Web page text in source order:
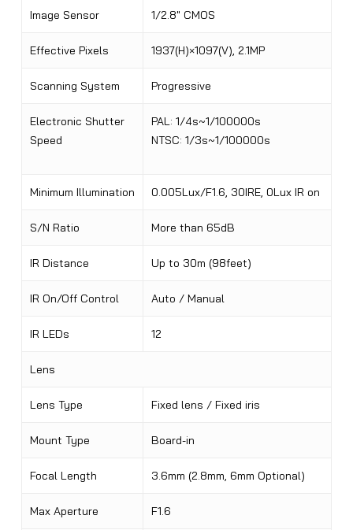
Image Sensor 1/2.8″ CMOS
Effective Pixels 1937(H)×1097(V), 2.1MP
Scanning System Progressive
Electronic Shutter
Speed
PAL: 1/4s~1/100000s
NTSC: 1/3s~1/100000s
Minimum Illumination 0.005Lux/F1.6, 30IRE, 0Lux IR on
S/N Ratio More than 65dB
IR Distance Up to 30m (98feet)
IR On/Off Control Auto / Manual
IR LEDs 12
Lens
Lens Type Fixed lens / Fixed iris
Mount Type Board-in
Focal Length 3.6mm (2.8mm, 6mm Optional)
Max Aperture F1.6